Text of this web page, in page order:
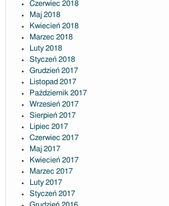
Czerwiec 2018
Maj 2018
Kwiecień 2018
Marzec 2018
Luty 2018
Styczeń 2018
Grudzień 2017
Listopad 2017
Październik 2017
Wrzesień 2017
Sierpień 2017
Lipiec 2017
Czerwiec 2017
Maj 2017
Kwiecień 2017
Marzec 2017
Luty 2017
Styczeń 2017